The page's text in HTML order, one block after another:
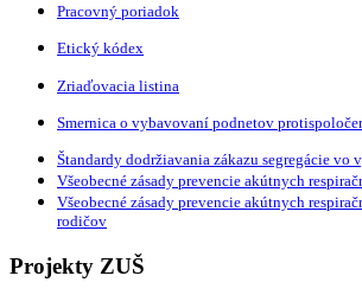
Pracovný poriadok
Etický kódex
Zriaďovacia listina
Smernica o vybavovaní podnetov
Štandardy dodržiavania zákazu segregácie vo
Všeobecné zásady prevencie akútnych
Všeobecné zásady prevencie akútnych
rodičov
Projekty ZUŠ